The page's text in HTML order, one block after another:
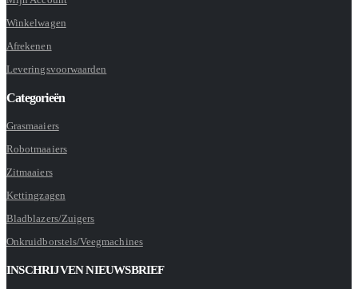
Winkelwagen
Afrekenen
Leveringsvoorwaarden
Categorieën
Grasmaaiers
Robotmaaiers
Zitmaaiers
Kettingzagen
Bladblazers/Zuigers
Onkruidborstels/Veegmachines
INSCHRIJVEN NIEUWSBRIEF